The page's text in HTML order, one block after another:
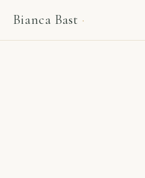
Bianca Bast ·